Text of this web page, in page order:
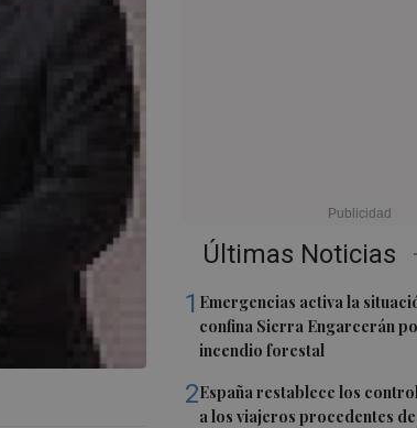
Últimas Noticias
1 Emergencias activa la
confina Sierra Engarcerán
incendio forestal
2España restablece los
a los viajeros procedentes